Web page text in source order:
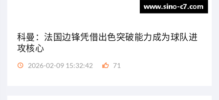
科曼：法国边锋凭借出色突破能力成为球队进
攻核心
2026-02-09 15:32:42 71